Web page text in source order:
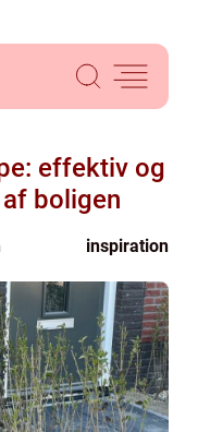
effektiv og
boligen
inspiration